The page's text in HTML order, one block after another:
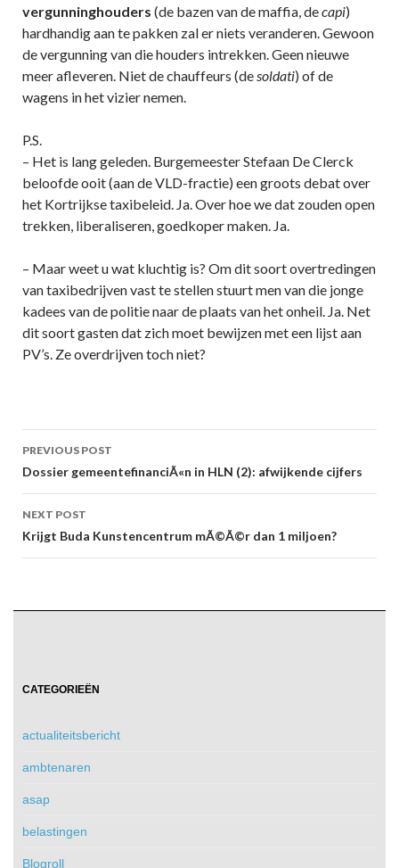
vergunninghouders (de bazen van de maffia, decapi)
hardhandig aan te pakken zal er niets veranderen. Gewoon
de vergunning van die houders intrekken. Geen nieuwe
meer afleveren. Niet de chauffeurs (desoldati) of de
wagens in het vizier nemen.
P.S.
– Het is lang geleden. Burgemeester Stefaan De Clerck
beloofde ooit (aan de VLD-fractie) een groots debat over
het Kortrijkse taxibeleid. Ja. Over hoe we dat zouden open
trekken, liberaliseren, goedkoper maken. Ja.
– Maar weet u wat kluchtig is? Om dit soort overtredingen
van taxibedrijven vast te stellen stuurt men van die jonge
kadees van de politie naar de plaats van het onheil. Ja. Net
dit soort gasten dat zich moet bewijzen met een lijst aan
PV’s. Ze overdrijven toch niet?
Post
navigation
PREVIOUS POST
Dossier gemeentefinanciÃ«n in HLN (2): afwijkende cijfers
NEXT POST
Krijgt Buda Kunstencentrum mÃ©Ã©r dan 1 miljoen?
CATEGORIEËN
actualiteitsbericht
ambtenaren
asap
belastingen
Blogroll